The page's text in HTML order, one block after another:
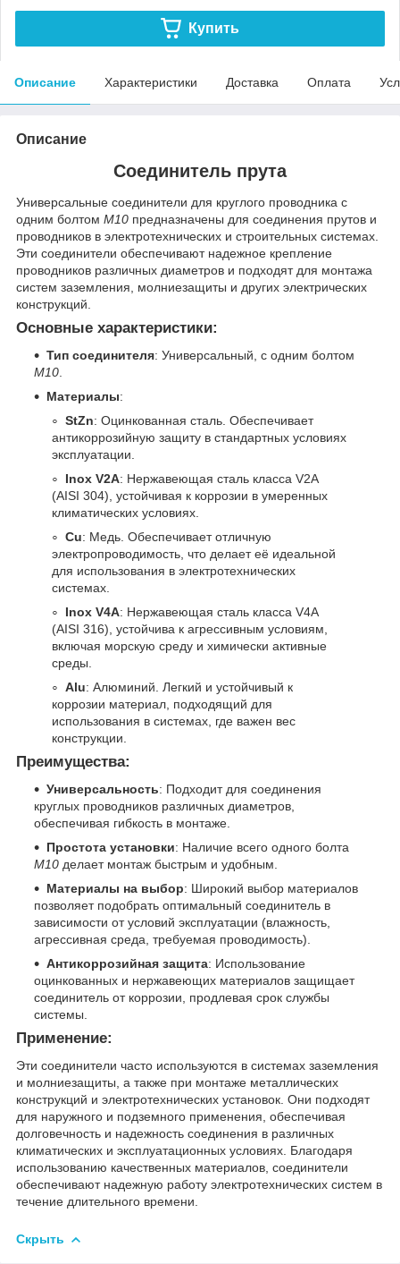
Купить
Описание Характеристики Доставка Оплата
Описание
Соединитель прута
Универсальные соединители для круглого проводника с
одним болтом M10 предназначены для соединения прутов и
проводников в электротехнических и строительных системах.
Эти соединители обеспечивают надежное крепление
проводников различных диаметров и подходят для монтажа
систем заземления, молниезащиты и других электрических
конструкций.
Основные характеристики:
Тип соединителя: Универсальный, с одним болтом
M10.
Материалы:
StZn: Оцинкованная сталь. Обеспечивает
антикоррозийную защиту в стандартных условиях
эксплуатации.
Inox V2A: Нержавеющая сталь класса V2A
(AISI 304), устойчивая к коррозии в умеренных
климатических условиях.
Cu: Медь. Обеспечивает отличную
электропроводимость, что делает её идеальной
для использования в электротехнических
системах.
Inox V4A: Нержавеющая сталь класса V4A
(AISI 316), устойчива к агрессивным условиям,
включая морскую среду и химически активные
среды.
Alu: Алюминий. Легкий и устойчивый к
коррозии материал, подходящий для
использования в системах, где важен вес
конструкции.
Преимущества:
Универсальность: Подходит для соединения
круглых проводников различных диаметров,
обеспечивая гибкость в монтаже.
Простота установки: Наличие всего одного болта
M10 делает монтаж быстрым и удобным.
Материалы на выбор: Широкий выбор материалов
позволяет подобрать оптимальный соединитель в
зависимости от условий эксплуатации (влажность,
агрессивная среда, требуемая проводимость).
Антикоррозийная защита: Использование
оцинкованных и нержавеющих материалов защищает
соединитель от коррозии, продлевая срок службы
системы.
Применение:
Эти соединители часто используются в системах заземления
и молниезащиты, а также при монтаже металлических
конструкций и электротехнических установок. Они подходят
для наружного и подземного применения, обеспечивая
долговечность и надежность соединения в различных
климатических и эксплуатационных условиях. Благодаря
использованию качественных материалов, соединители
обеспечивают надежную работу электротехнических систем в
течение длительного времени.
Скрыть